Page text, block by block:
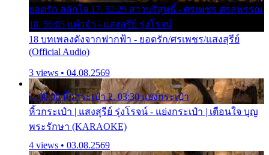
ยอดรัก สลักใจ 17. 52:29 สาวบริสุทธิ์ - ศรเพชร ศรสุพรรณ
18. 56:05 แต๋วจ๋า - แสงสุรีย์ รุ่งโรจน์
18 บทเพลงดังจากฟากฟ้า - ยอดรัก/ศรเพชร/แสงสุรีย์
(Official Audio)
3 views • 04.08.2569
1. 00:00 หิ้วกระเป๋า 2. 03:30 แย่งกระเป๋า
หิ้วกระเป๋า | แสงสุรีย์ รุ่งโรจน์ - แย่งกระเป๋า | เตือนใจ บุญ
พระรักษา (KARAOKE)
4 views • 03.08.2569